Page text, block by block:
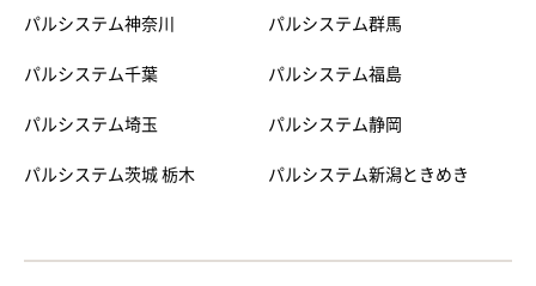
パルシステム神奈川
パルシステム千葉
パルシステム埼玉
パルシステム茨城 栃木
パルシステム群馬
パルシステム福島
パルシステム静岡
パルシステム新潟ときめき